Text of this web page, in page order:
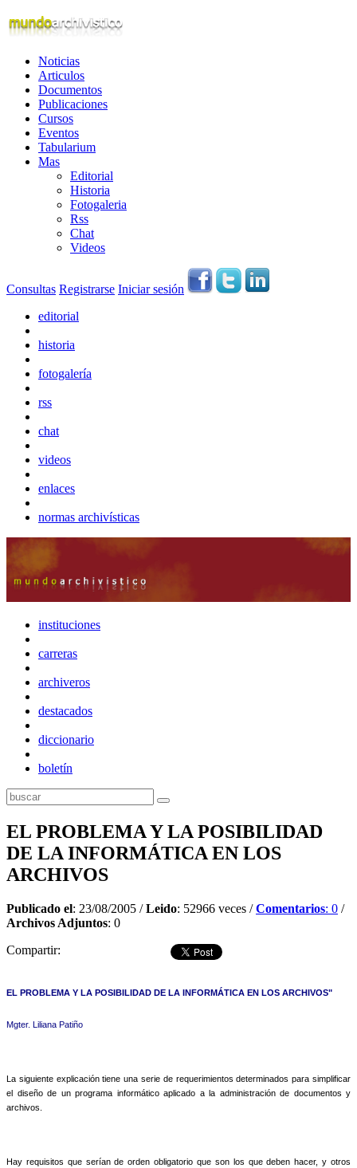
Noticias
Articulos
Documentos
Publicaciones
Cursos
Eventos
Tabularium
Mas
Editorial
Historia
Fotogaleria
Rss
Chat
Videos
Consultas Registrarse Iniciar sesión
editorial
historia
fotogalería
rss
chat
videos
enlaces
normas archivísticas
instituciones
carreras
archiveros
destacados
diccionario
boletín
EL PROBLEMA Y LA POSIBILIDAD
DE LA INFORMÁTICA EN LOS
ARCHIVOS
Publicado el: 23/08/2005 /Leido: 52966 veces /Comentarios: 0 /
Archivos Adjuntos: 0
Compartir:
EL PROBLEMA Y LA POSIBILIDAD DE LA INFORMÁTICA EN LOS ARCHIVOS"
Mgter. Liliana Patiño
La siguiente explicación tiene una serie de requerimientos determinados para simplificar
el diseño de un programa informático aplicado a la administración de documentos y
archivos.
Hay requisitos que serían de orden obligatorio que son los que deben hacer, y otros